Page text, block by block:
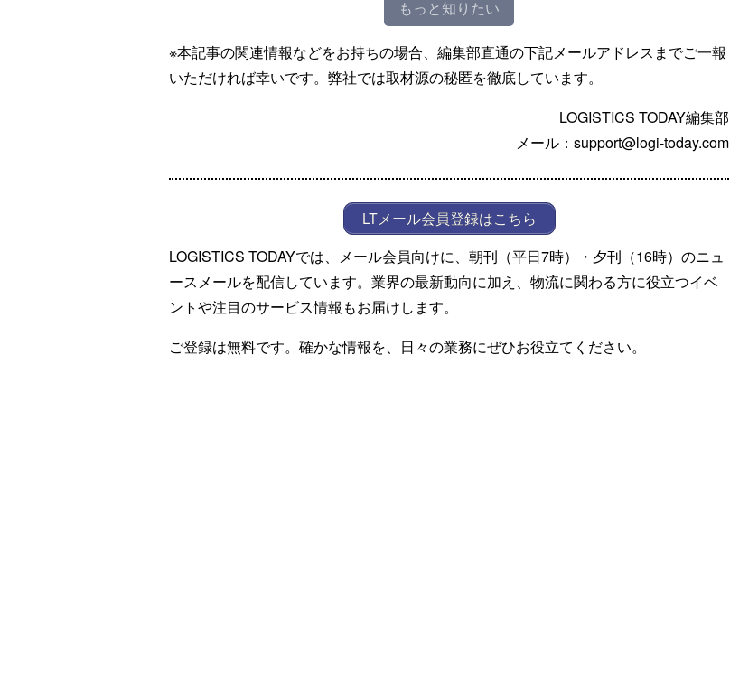
もっと知りたい
※本記事の関連情報などをお持ちの場合、編集部直通の下記メールアドレスまでご一報
いただければ幸いです。弊社では取材源の秘匿を徹底しています。
LOGISTICS TODAY編集部
メール：support@logi-today.com
LTメール会員登録はこちら
LOGISTICS TODAYでは、メール会員向けに、朝刊（平日7時）・夕刊（16時）のニュ
ースメールを配信しています。業界の最新動向に加え、物流に関わる方に役立つイベ
ントや注目のサービス情報もお届けします。
ご登録は無料です。確かな情報を、日々の業務にぜひお役立てください。